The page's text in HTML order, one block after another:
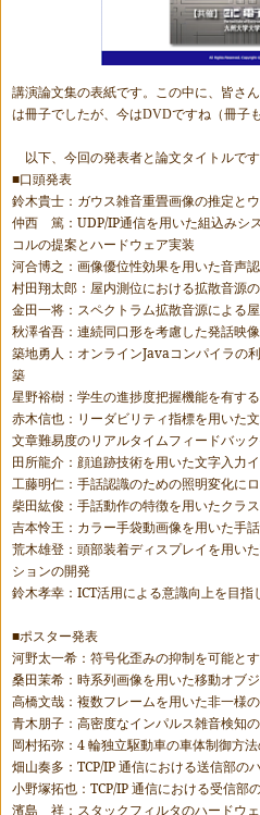
講演論文集の表紙です。この中に、皆さ
は冊子でしたが、今はDVDですね（冊子
以下、今回の発表者と論文タイトルです
■口頭発表
鈴木貴士：ガウス雑音重畳画像の推定と
仲西 篤： UDP/IP通信を用いた組込みシ
コルの提案とハードウェア実装
河合博之：画像優位性効果を用いた音声
村田翔太郎：屋内測位における拡散音源
金田一将：スペクトラム拡散音源による
秋澤省吾：連続同口形を考慮した発話映
築地勇人：オンラインJavaコンパイラの
築
星野裕樹：学生の進捗度把握機能を有す
赤木信也：リーダビリティ指標を用いた
文章難易度のリアルタイムフィードバッ
田所龍介：顔追跡技術を用いた文字入力
工藤明仁：手話認識のための照明変化に
柴田紘俊：手話動作の特徴を用いたクラ
吉本怜王：カラー手袋動画像を用いた手
荒木雄登：頭部装着ディスプレイを用い
ションの開発
鈴木孝幸：ICT活用による意識向上を目
■ポスター発表
河野太一希：符号化歪みの抑制を可能と
桑田茉希：時系列画像を用いた移動オブ
高橋文哉：複数フレームを用いた非一様
青木朋子：高密度なインパルス雑音検知
岡村拓弥： 4輪独立駆動車の車体制御方
畑山奏多： TCP/IP通信における送信部の
小野塚拓也： TCP/IP通信における受信部
濱島 祥：スタックフィルタのハードウ